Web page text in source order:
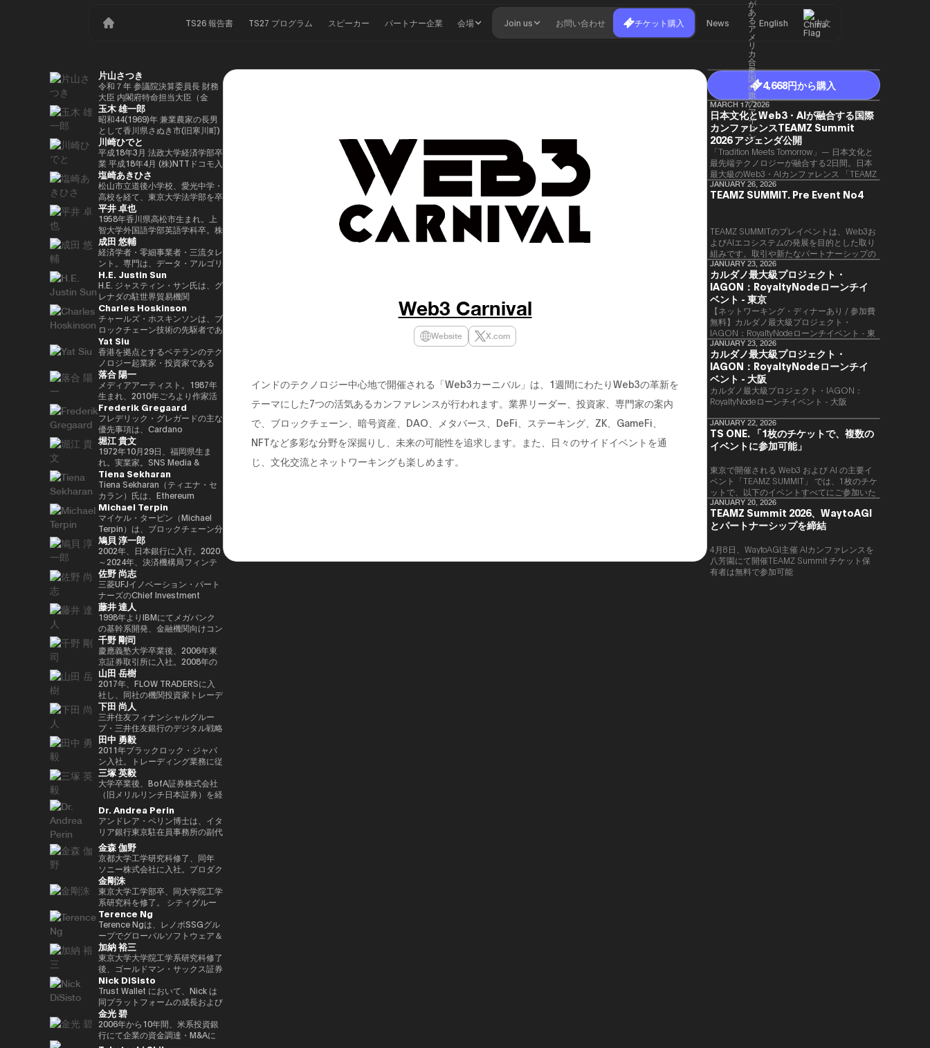
TS26 報告書 TS27 プログラム スピーカー パートナー企業 会場 Join us お問い合わせ チケット購入 News English 中文
片山さつき
令和７年 参議院決算委員長 財務
大臣 内閣府特命担当大臣（金
融） 租税特別措置・補助金見直
し担当 （高市内閣）
玉木 雄一郎
昭和44(1969)年 兼業農家の長男
として香川県さぬき市(旧寒川町)
に生まれる 昭和63(1988)年 高松
高校卒業 平成5(1993)年 東京大
学法学部卒業、同年大蔵省入省
※1 平成9(1997)年 米国ハーバー
ド大学大学院(ケネディースクー
ル)修了 平成17(2005)年 財務省を
退職し、第44回衆院選に立候
補。70,177票を得るも惜敗 平成
21(2009)年 4年間の浪人生活を経
て、第45回衆院選で109,863票を
得て初当選 平成24(2012)年 第46
回衆院選で79,153票を得て2期目
当選 平成26(2014)年 第47回衆院
選で78,797票を得て3期目当選 平
成28(2016)年 民進党代表選に出
馬。党幹事長代理を拝命 平成
29(2017)年 第48回衆院選で
82,345票を得て4期目当選(希望
の党公認、香川2区) 希望の党共
同代表選に出馬。希望の党代表
(11月〜) 平成30(2018)年 国民民
主党共同代表(5月~9月) 国民民主
党代表(9月~) 令和2(2020)年 分党
を経て新国民民主党設立、代表に
就任(9月) 令和3(2021)年 第49回
衆院選で94,530票を得て5期目当
選 令和6(2024)年 第50回衆院選
で89,899票を得て6期目当選
2025.05.01 現在 ※1 1993年4月
~2005年8月 大蔵省(現・財務省)
在職 1997年7月~1999年6月 外務
省出向(中近東第一課) 2000年7月
~2001年6月 金融庁 証券取引等監
視委員会 2001年7月~2002年6月
国税庁 大阪国税局総務課長 2002
年7月~2005年6月 内閣府出向(特
命担当大臣秘書専門官) 2005年7
月~2005年8月 財務省主計局主査
川崎ひでと
平成18年3月 法政大学経済学部卒
業 平成18年4月 (株)NTTドコモ入
社 平成29年8月 衆議院議員川崎
二郎秘書 令和3年10月 第49回衆
議院議員総選挙において初当選
令和6年10月 第50回衆議院議員
総選挙において2期目の当選 令和
6年11月 総務大臣政務官（第二次
石破内閣） 令和7年10月 デジタ
ル大臣政務官、内閣府大臣政務官
（第1次高市内閣） 令和8年2月
デジタル大臣政務官、内閣府大臣
政務官（第2次高市内閣）
塩崎あきひさ
松山市立道後小学校、愛光中学・
高校を経て、東京大学法学部を卒
業後、長島・大野・常松法律事務
所のパートナー弁護士。 2021
年、衆議院総選挙（愛媛1区）に
て初当選。元厚労大臣政務官。党
内では、副幹事長を経験した後、
国会対策副委員長に就任。インテ
リジェンス戦略本部、科学技術イ
ノベーション戦略本部、AI・
Web3小委員会の各事務局長。
平井 卓也
1958年香川県高松市生まれ。上
智大学外国語学部英語学科卒。株
式会社電通、西日本放送代表取締
役社長等を経て、2000年、第42
回衆議院選挙で初当選。以来、連
続10回当選。自民党経産・総務
部会長、政務調査会副会長、内閣
府（IT担当）大臣政務官、国土交
通副大臣、内閣常任委員長等を歴
任し、自民党IT戦略特命委員会委
員長として、自民党のIT政策を主
導。平成30年10月第4次安倍改造
内閣にてIT担当大臣、内閣府特命
担当(科学技術・知的財産戦略・
クールジャパン戦略・宇宙政策)
大臣就任。令和2年菅内閣にてデ
ジタル改革担当大臣就任。令和3
年初代デジタル大臣就任。現在、
デジタル社会推進本部長。
成田 悠輔
経済学者・零細事業者・三流タレ
ント。専門は、データ・アルゴリ
ズム・ポエム・思想を組み合わせ
たビジネスと公共政策の想像とデ
ザイン。多分野の学術誌・学会に
研究を発表、多くの企業や自治体
と共同事業を行う。報道・討論・
お笑い・アート・ファッションな
ど多様な動画や雑誌の企画や出演
にも関わる。著書『22世紀の資
本主義：やがてお金は絶滅する』
『22世紀の民主主義：選挙はア
ルゴリズムになり、政治家はネコ
になる』、番組「成田悠輔と愛す
べき非生産性の世界」「夜明け前
のPLAYERS」「成田悠輔の聞か
れちゃいけない話」「walk」
「書く気がおきない」など。
H.E. Justin Sun
H.E. ジャスティン・サン氏は、グ
レナダの駐世界貿易機関
（WTO）大使および元常駐代表
であり、世界をリードするブロッ
クチェーンおよびDAOである
TRON の創設者、さらに世界最
大級の暗号資産取引所の一つ
HTX のアドバイザーを務めてい
ます。 アリババ創業者ジャッ
ク・マー氏の薫陶を受けた人物と
しても知られ、2025年4月には、
グローバルなデジタル資産業界で
最も著名かつ影響力のある人物の
一人として Forbes誌 の表紙を飾
りました。 また、Forbes「30
Under 30（コンシューマー・テ
クノロジー部門）」に複数回選出
されるなど、国際的に高い評価を
受けています。 2025年8月に
は、Blue Origin の NS-34ミッシ
ョン に搭乗し、世界で712人目の
宇宙飛行士として宇宙へ渡航しま
した。 その関心分野は、テクノ
ロジー、投資、アート、慈善活
動、ゲーム、そして宇宙探査に及
びます。
Charles Hoskinson
チャールズ・ホスキンソンは、ブ
ロックチェーン技術の先駆者であ
り、分散型プラットフォーム「カ
ルダノ（Cardano）」の創設者
です。元々はイーサリアムの共同
創設者の一人でもあり、数理論理
学と暗号学に強い背景を持ってい
ます。カルダノは学術的な研究と
ピアレビューに基づいて開発され
たことが特徴で、金融包摂とスマ
ートコントラクトの普及を目指し
ています。現在はInput Output
Global（IOG）のCEOとしてカ
ルダノの技術開発を主導していま
す。
Yat Siu
香港を拠点とするベテランのテク
ノロジー起業家・投資家である
Yat Siu氏は、Animoca Brands
の共同創業者兼エグゼクティブ・
チェアマンです。Animoca
Brandsは、世界的なブロックチ
ェーンおよびゲーム分野のリーダ
ー企業であり、世界中のゲーマー
やインターネット利用者にデジタ
ル上の財産権を提供することを使
命としています。これにより、新
たな資産クラス、Play-and-Earn
経済、そしてオープン・メタバー
スの構築に寄与する、より公平な
デジタルの枠組みの実現を目指し
ています。 Yat氏は1990年に
Atari Germanyでキャリアをスタ
ートさせました。1995年には香
港に移り、アジア初の無料ウェブ
ページおよび無料メールサービス
提供企業であるHong Kong
Cybercity/Freenationを設立し
ました。1998年には、多言語対
応のホワイトラベルWebサービ
スの先駆者として高く評価された
Outblazeを設立しました。2009
年にはOutblazeのメッセージン
グ事業をIBMに売却し、その後
Outblazeを、デジタルエンター
テインメント分野のサービスや製
品を開発するプロジェクトや企業
を育成するインキュベーターへと
転換しました。そのインキュベー
ト企業のひとつが、2014年に設
立されたAnimoca Brandsです。
2017年には、従来の教育システ
ムではあまり重視されてこなかっ
た発散的思考やデザイン思考など
のスキルを育む放課後型デジタル
ラボ、Dalton Learning Labを設
立しました。また、テクノロジー
における社会的意義のある課題を
研究するOutblazeのリサーチ部
門、ThinkBlazeの創設者でもあ
ります。 2018年以降、Yat氏は
ゲーム業界におけるブロックチェ
ーンおよびNFT（非代替性トーク
ン）の活用を早期から提唱してき
ました。これにより、ゲーマーは
ゲーム内資産やデータ、ひいては
価値そのものを真に所有できるよ
うになると考えられています。分
散型アプリケーションとデジタル
資産の可能性を明確に見据えた
Yat氏は、Animoca Brandsをブ
ロックチェーン、ゲーム、NFT、
そしてオープン・メタバース分野
におけるリーダー的地位へと迅速
に導きました。Animoca Brands
はNFTを中心とした複数の子会社
や製品群を展開しており、さらに
540社を超えるブロックチェーン
関連企業に投資を行い、世界最大
落合 陽一
メディアアーティスト。1987年
生まれ、2010年ごろより作家活
動を始める。境界領域における物
化や変換、質量への憧憬をモチー
フに作品を展開。筑波大学/東京
大学准教授、2025年日本国際博
覧会（大阪・関西万博）テーマ事
業プロデューサー。写真集「質量
への憧憬（amana・2019）」
NFT作品「Re-Digitalization of
Waves(foundation・2021)」な
ど。2016年PrixArsElectronica栄
誉賞 、EUよりSTARTSPrize受
賞、
2019SXSWCreativeExperienceARROWAwards
受賞。Apollo Magazine 40
UNDER 40 ART andTECH、
Asia Digital Art Award優秀賞、
文化庁メディア芸術祭アート部門
審査委員会推薦作品多数。
Frederik Gregaard
フレデリック・グレガードの主な
優先事項は、Cardano
Foundation における導入戦略を
推進し、各ミッションの統合およ
び実行を主導するとともに、
Cardano を活用した包括的かつ
公平な成長を実現するための迅速
な価値創出を可能にすることで
す。 同財団に参画する以前は、
スイスおよびスカンジナビア諸国
において17年以上にわたり、プ
ロフェッショナルサービスおよび
金融業界に従事し、資本市場、デ
ジタル資産運用、プライベートバ
ンキング、トレーディング・イン
フラストラクチャー分野に注力し
てきました。
堀江 貴文
1972年10月29日、福岡県生ま
れ。実業家。SNS Media &
Consulting株式会社 ファウンダ
ー。 現在はロケット開発や、ア
プリのプロデュース、また予防医
療普及協会として予防医療を啓蒙
する等 様々な分野で活動する。
会員制オンラインサロン『堀江貴
文イノベーション大学校
（HIU）』では、700名近い会員
とともに多彩なプロジェクトを展
開している。
http://salon.horiemon.com 著
書 『金を使うならカラダに使
え。』『ＣｈａｔＧＰＴ ｖｓ．
未来のない仕事をする人たち』
『２０３５ １０年後のニッポ
ン ホリエモンの未来予測大全』
など
Tiena Sekharan
Tiena Sekharan（ティエナ・セ
カラン）氏は、Ethereum
Foundationのアジア太平洋
（APAC）地域におけるHead of
Institutionsを務めており、エン
タープライズ分野での導入推進を
通じてEthereumエコシステムの
発展をリードしています。 キャ
リアは伝統的な金融業界からスタ
ートし、Lehman Brothers、
BNP Paribas、JPMorganなどで
要職を歴任しました。 Ethereum
Foundation参画前は、
JPMorganのブロックチェーン部
門であるKinexysに所属し、JPM
CoinやTokenized Depositsなど
のプロダクト推進を担当していま
した。
Michael Terpin
マイケル・ターピン（Michael
Terpin）は、ブロックチェーン分
野の投資およびアドバイザリー会
社 Transform Ventures の創業者
兼CEOであり、また Supercycle
Genesis Partners, LP のCEO兼
最高投資責任者（CIO）を務めて
いる。同ファンドは、ビットコイ
ン専業としては世界初のアルゴリ
ズム型暗号資産ヘッジファンドで
あり、各サイクルの高値でビット
コインを売却し、底値でより多く
を買い戻すという投資仮説を掲げ
ている。 ターピンは35年以上に
わたり連続起業家および投資家と
して活躍してきた、極めて経験豊
富なエグゼクティブであり、数多
くの成功したイグジットを実現し
てきた。その実績を背景に、プエ
ルトリコを拠点とするファミリー
オフィス Transform Capital を
設立している。 また、ビットコ
インの初期投資家かつ思想的リー
ダー（thought leader）として
も知られ、Ethereum や Tether
を含む主要ブロックチェーンプロ
ジェクトの初期マーケティングお
よびアドバイザリーに関与した人
物である。こうした功績から、
CNBC により「クリプト界のゴ
ッドファーザー（the Godfather
of Crypto）」と称されている。
2013年には BitAngels を、2014
年には BitAngels Fund 1 を共同
設立。同ファンドは、イーサリア
ムのクラウドセールにおいて、1
トークン30セントという価格で
100万ドルを投資したことで知ら
れている。 ターピンは2015年に
「ビットコイン四季モデル
（Four Seasons of Bitcoin）」
を開発した人物でもあり、2024
年に Skyhorse Publishing から
刊行された著書『Bitcoin
Supercycle』は高い評価を受
け、2024年11月上旬におけるビ
ットコインの史上最高値更新を正
確に予測したことで注目を集め
鳩貝 淳一郎
2002年、日本銀行に入行。2020
～2024年、決済機構局フィンテ
ックグループ長。2024〜2025
年、FinTech副センター長、デジ
タル通貨検証グループ長。2025
年7月より出向し、現職。2025年
4月より東京大学大学院経済学研
究科CARF招聘研究員。 訳書に
『ビットコインとブロックチェー
ン：暗号通貨を支える技術』
（NTT出版）、『マスタリン
グ・イーサリアム ―スマートコ
ントラクトとDAppの構築』（オ
ライリージャパン）など。共著に
『Web3の未解決問題』（日経
BP）、『Web3・暗号資産 13
人の未来予測』（朝日新聞出
版）。
佐野 尚志
三菱UFJイノベーション・パート
ナーズのChief Investment
Officerとして、AUM 800億円の
ファンドにおいて日・米・アジア
を中心にスタートアップ出資と事
業開発の責任者を担う。MUIP参
画以前は独立系VCのGlobal
Brainにて、国内外スタートアッ
プ投資やCVCの運営に従事。そ
れ以前はソニーにて、技術投資や
JV設立等の新規事業プロジェク
トのファイナンス、またリテール
エナジー事業のカテゴリー責任者
として、海外事業を運営。
藤井 達人
1998年よりIBMにてメガバンク
の基幹系開発、金融機関向けコン
サル業務に従事。 Microsoftを経
てMUFGのイノベーション事業に
参画しDXプロジェクトをリー
ド。 auフィナンシャルホールデ
ィングスにて執行役員チーフデジ
タルオフィサー兼IT統括部長、
Microsoftで業務執行役員 金融イ
ノベーション本部長を務めた後、
現職。 一般社団法人
FINOVATORS設立。2021年より
日本ブロックチェーン協会理事就
任。同志社大卒、東大EMP第17
期修了。
千野 剛司
慶應義塾大学卒業後、2006年東
京証券取引所に入社。2008年の
金融危機以降、債務不履行管理プ
ロセスの改良プロジェクトに参画
し、日本証券クリアリング機構に
てOTCデリバティブ（クレジッ
ト・デフォルト・スワップおよび
金利スワップ）の清算プロジェク
トを主導するとともに、日本取引
所グループの清算決済分野の経営
企画を担当。2016年より
PwCJapanのCEO Office（経営
企画）にて、リーダーシップチー
ムの戦略的な議論をサポート。
2018年7月、世界的な暗号資産取
引所であるKrakenを運営する
Payward, Inc.（米国）に入社
し、金融庁登録に貢献。2020年3
月より同社日本代表就任。 2022
年7月Binance日本代表に就任。
オックスフォード大学経営学修士
（MBA）修了。
山田 岳樹
2017年、FLOW TRADERSに入
社し、同社の機関投資家トレーデ
ィング部門にて、シンガポールお
よび香港支社を拠点にアジアの機
関投資家とのブロック取引を担
当。ETFを中心に外国債券や暗号
資産を含む幅広いプロダクトにお
いて機関投資家に流動性を提供す
る。また日本国内の証券会社、運
用会社、取引所・交換所、電子取
引プラットフォームとのビジネス
開発を担当し、同社の日本関連の
ビジネス全般に携わる。 FLOW
TRADERSは東京証券取引所の
Best Market Makerとして毎年表
彰されるとともに、暗号資産等の
デジタルアセットや海外の暗号資
産ETFも積極的にマーケットメイ
クを行い、上場企業である同社は
伝統金融とデジタルアセット業界
の懸け橋としての強みを持つ。
下田 尚人
三井住友フィナンシャルグルー
プ・三井住友銀行のデジタル戦略
部 部長。デジタルアセットに関
するSMBCグループの取り組みを
取りまとめ。 2025年6月まで日
本銀行決済機構局参事役。決済機
構局では、新しい技術を使った決
済高度化プロジェクトの企画・推
進（Project Agora等）、AIの金
融システムへの影響に関する国際
的検討等に従事。また、BIS決済
市場インフラ委員会（CPMI）、
G7デジタル決済専門家グループ
（2023年共同議長）、金融安定
委員会（FSB）イノベーションネ
ットワーク、BIS・中央銀行
CBDCグループなど、国際的な政
策協議体にも幅広く従事。 日本
銀行では、他に長崎支店長、香港
事務所長、金融機構局国際課長
（バーゼル規制担当）、国際局企
画役等を歴任。財務省では国際機
構課企画官として国際金融
（FATF、FSB等）を担当。 一橋
大学法学部卒業。ハーバード大学
でComputer Science for AIを履
修。
田中 勇毅
2011年ブラックロック・ジャパ
ン入社。トレーディング業務に従
事後、2024年3月よりブラックロ
ック・グローバル・マーケッツ部
長としてトレーディング、セキュ
リティーズ・レンディング、キャ
ッシュ・マネジメントを統括。ま
たデジタル戦略の分野においても
日本にて従事。2025年1月よりグ
ローバル・プロダクト・ソリュー
ション部を兼務し、同部内でトラ
ンジション・マネジメントを統
括。
三塚 英毅
大学卒業後、BofA証券株式会社
（旧メリルリンチ日本証券）を経
て、BNPパリバ証券株式会社にて
複数の役職を経た後、グローバル
マーケッツ統括本部COOに就
任。Web3企業の Animoca
Brands 株式会社にて創業時より
COOとして参画した後、2024年
3月より現職。
Dr. Andrea Perin
アンドレア・ペリン博士は、イタ
リア銀行東京駐在員事務所の副代
表です。この職務において、日
本、韓国、台湾、オーストラリ
ア、ニュージーランドにおける経
済政策論議ならびにマクロ経済・
金融動向の分析を担当していま
す。また、現地の金融・監督当
局、機関投資家、ビジネスコミュ
ニティとの対話を通じて、イタリ
ア経済への理解促進と、二国間の
経済・金融関係のさらなる強化に
取り組んでいます。 中央銀行、
銀行監督当局、ならびに欧州中央
銀行（ECB）や欧州投資銀行
（EIB）を含む国際金融機関にお
いて15年以上の経験を有し、金
融規制、ガバナンス、コンプライ
アンスの分野で深い専門性を備え
ています。 ローマ大学トル・ヴ
ェルガータ校にて、健全性規制お
金森 伽野
京都大学工学研究科修了、同年
ソニー株式会社に入社。プロダク
ト設計開発・商品企画・マーケテ
ィング業務に従事。その後、ネッ
ト証券でフィンテック新規事業立
ち上げ、カスタマーエクスペリエ
ンス、CX戦略推進などを経験。
2022年 ソニー銀行入社、現在は
ソニー銀行 DX事業企画部長とし
てweb3関連の新規事業企画を推
進。
金剛洙
東京大学工学部卒、同大学院工学
系研究科を修了。 シティグルー
プ証券株式会社に入社し、日本国
債・金利デリバティブのトレーデ
ィング業務に従事。 その後、株
式会社松尾研究所に参画し、機械
学習プロジェクトの企画から
PoC、開発を一貫して担当。
2022年より同社取締役に就任、
また生成AIに特化したVCファン
ドを新設。
Terence Ng
Terence Ngは、レノボSSGグル
ープでグローバルソフトウェア＆
マネージドサービスビジネスを率
いています。彼は、戦略的な
Microsoft Cloud Solution
Provider（CSP）プログラムを推
進し、Microsoftと連携して関連
するサービスソリューション全体
を推進する責任を負っています。
彼は、セキュリティ、ソフトウェ
ア、クラウド、AIエコシステムに
おける主要な戦略的パートナーシ
加納 裕三
東京大学大学院工学系研究科修了
後、ゴールドマン・サックス証券
株式会社等を経て、2014年に株
式会社bitFlyerを共同創業。
bitFlyer創業以降、暗号資産の国
内の法改正に関する提言や自主規
制ルールの策定等に尽力すると共
に、暗号資産交換業者である
bitFlyer USA, Inc.のCEO、
Nick DiSisto
Trust Wallet において、Nick は
同プラットフォームの成長および
ユーザー体験の中核を担う、戦略
的イニシアティブおよびエコシス
テム・パートナーシップを統括し
ている。 彼の取り組みは、DeFi
金光 碧
2006年から10年間、米系投資銀
行にて企業の資金調達・M&Aに
係るデリバティブストラクチャリ
Web3 Carnival
Website X.com
インドのテクノロジー中心地で開催される「Web3カーニバル」は、1週間にわたりWeb3の革新を
テーマにした7つの活気あるカンファレンスが行われます。業界リーダー、投資家、専門家の案内
で、ブロックチェーン、暗号資産、DAO、メタバース、DeFi、ステーキング、ZK、GameFi、
NFTなど多彩な分野を深掘りし、未来の可能性を追求します。また、日々のサイドイベントを通
じ、文化交流とネットワーキングも楽しめます。
4,668円から購入
MARCH 17, 2026
日本文化とWeb3・AIが融合する国際
カンファレンスTEAMZ Summit
2026 アジェンダ公開
「Tradition Meets Tomorrow」— 日本文化と
最先端テクノロジーが融合する2日間。日本
最大級のWeb3・AIカンファレンス 「TEAMZ
Summit 2026」 が、2026年4月7日・8日に
東京・八芳園にて開催されます。今年のテー
る、特別な2日間となります。このたび、公
式アジェンダが公開されました。（※登壇者
のスケジュール等の都合により、開催までに
内容が変更となる可能性があります。）
JANUARY 26, 2026
TEAMZ SUMMIT. Pre Event No4
TEAMZ SUMMITのプレイベントは、Web3お
よびAIエコシステムの発展を目的とした取り
組みです。​取引や新たなパートナーシップの
90％以上が対面で生まれることから、
TEAMZでは本イベント前に定員制の交流会
を開催し、リラックスした雰囲気の中で質の
高いネットワーキングを促進しています。
JANUARY 23, 2026
カルダノ最大級プロジェクト・
IAGON：RoyaltyNodeローンチイ
ベント - 東京
【ネットワーキング・ディナーあり / 参加費
無料】カルダノ最大級プロジェクト・
IAGON：RoyaltyNodeローンチイベント - 東
京
JANUARY 23, 2026
カルダノ最大級プロジェクト・
IAGON：RoyaltyNodeローンチイ
ベント - 大阪
​カルダノ最大級プロジェクト・IAGON：
RoyaltyNodeローンチイベント - 大阪
JANUARY 22, 2026
TS ONE. 「1枚のチケットで、複数の
イベントに参加可能」
東京で開催される Web3 および AI の主要イ
ベント「TEAMZ SUMMIT」 では、1枚のチケ
ットで、以下のイベントすべてにご参加いた
だけます。
JANUARY 20, 2026
TEAMZ Summit 2026、WaytoAGI
とパートナーシップを締結
4月8日、WaytoAGI主催 AIカンファレンスを
八芳園にて開催TEAMZ Summit チケット保
有者は無料で参加可能